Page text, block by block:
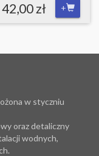
42,00 zł +
w styczniu
oraz detaliczny
wodnych,